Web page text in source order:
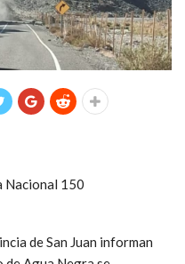
Nacional 150
de San Juan informan